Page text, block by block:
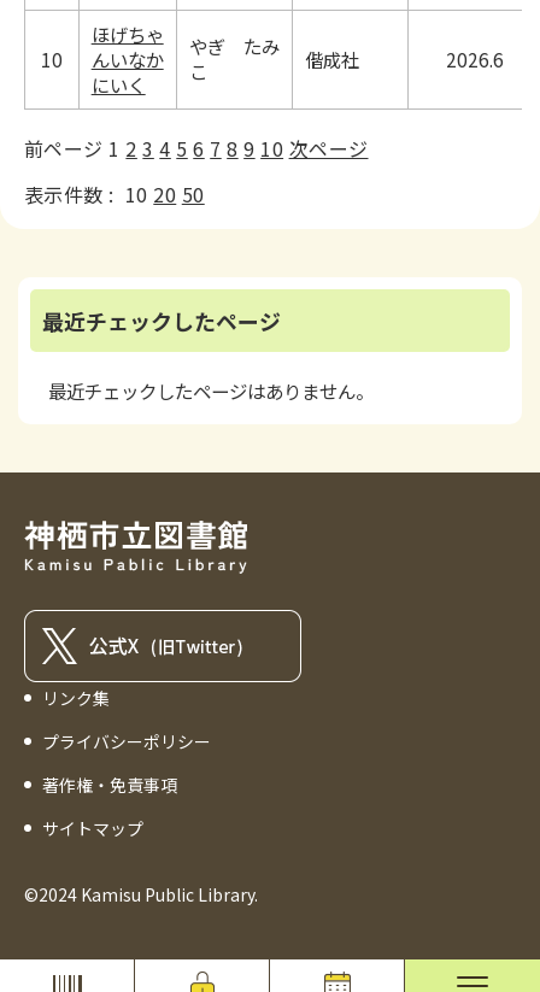
10
ほげちゃ
んいなか
にいく
やぎ たみ
こ
偕成社 2026.6
前ページ 1 2 3 4 5 6 7 8 9 10 次ページ
表示件数 : 10 20 50
最近チェックしたページ
最近チェックしたページはありません。
リンク集
プライバシーポリシー
著作権・免責事項
サイトマップ
©2024 Kamisu Public Library.